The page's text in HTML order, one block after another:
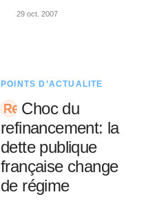
29 oct. 2007
POINTS D’ACTUALITÉ
Choc du
refinancement: la
dette publique
française change
de régime